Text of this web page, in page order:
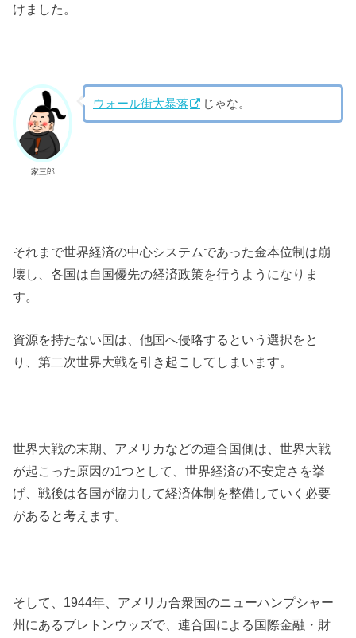
けました。
家三郎
ウォール街大暴落 じゃな。
それまで世界経済の中心システムであった金本位制は崩
壊し、各国は自国優先の経済政策を行うようになりま
す。
資源を持たない国は、他国へ侵略するという選択をと
り、第二次世界大戦を引き起こしてしまいます。
世界大戦の末期、アメリカなどの連合国側は、世界大戦
が起こった原因の1つとして、世界経済の不安定さを挙
げ、戦後は各国が協力して経済体制を整備していく必要
があると考えます。
そして、1944年、アメリカ合衆国のニューハンプシャー
州にあるブレトンウッズで、連合国による国際金融・財